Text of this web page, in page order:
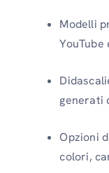
Modelli
YouTube
generati
Opzioni
colori,